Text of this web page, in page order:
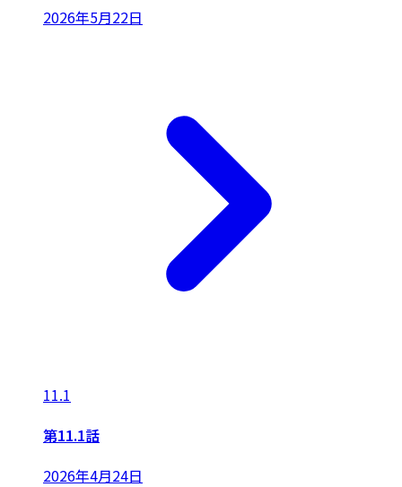
2026年5月22日
11.1
第11.1話
2026年4月24日